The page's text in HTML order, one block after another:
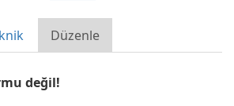
Düzenle
değil!